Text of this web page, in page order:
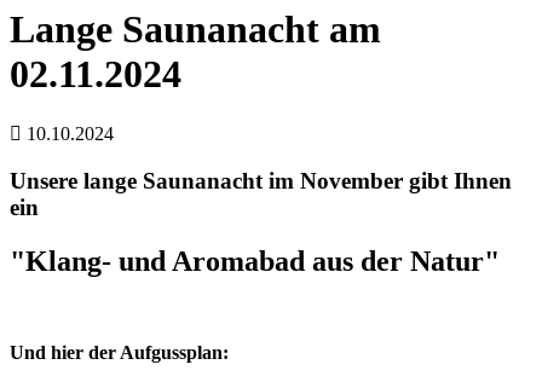
Lange Saunanacht am
02.11.2024
10.10.2024
Unsere lange Saunanacht im November gibt Ihnen
ein
"Klang- und Aromabad aus der Natur"
Und hier der Aufgussplan: